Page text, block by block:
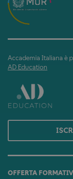
Accademia Italiana è
AD Education
OFFERTA